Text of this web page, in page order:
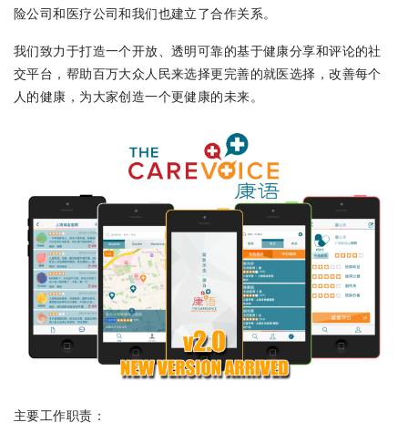
险公司和医疗公司和我们也建立了合作关系。
我们致力于打造一个开放、透明可靠的基于健康分享和评论的社
交平台，帮助百万大众人民来选择更完善的就医选择，改善每个
人的健康，为大家创造一个更健康的未来。
主要工作职责：